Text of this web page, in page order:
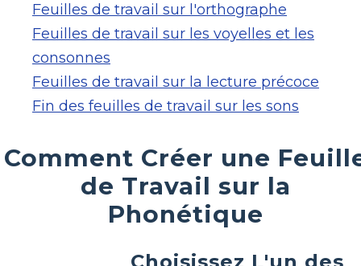
Feuilles de travail sur l'orthographe
Feuilles de travail sur les voyelles et les
consonnes
Feuilles de travail sur la lecture précoce
Fin des feuilles de travail sur les sons
Comment Créer une
de Travail sur la
Phonétique